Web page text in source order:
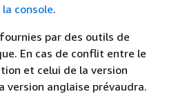
console.
par des outils de
En cas de conflit entre le
et celui de la version
version anglaise prévaudra.